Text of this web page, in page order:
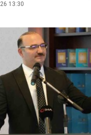
13:30